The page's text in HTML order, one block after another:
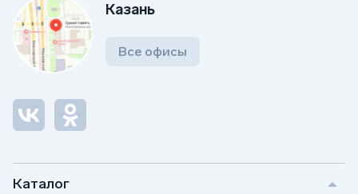
Каталог
Казань
Все офисы